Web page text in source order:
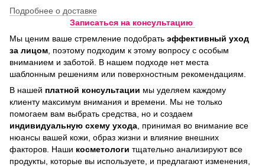
Подробнее о доставке
Записаться на консультацию
Мы ценим ваше стремление подобрать эффективный уход
за лицом , поэтому подходим к этому вопросу с особым
вниманием и заботой. В нашем подходе нет места
шаблонным решениям или поверхностным рекомендациям.
В нашей платной консультации мы уделяем каждому
клиенту максимум внимания и времени. Мы не только
помогаем вам выбрать средства, но и создаем
индивидуальную схему ухода , принимая во внимание все
нюансы вашей кожи, образ жизни и влияние внешних
факторов. Наши косметологи тщательно анализируют все
продукты, которые вы используете, и предлагают изменения,